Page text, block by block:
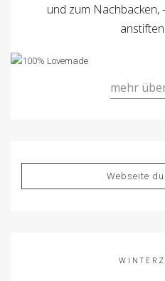
und zum Nachbacken,
mehr